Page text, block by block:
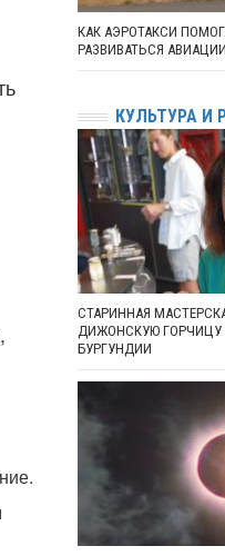
КАК АЭРОТАКСИ
РАЗВИВАТЬСЯ АВИАЦИИ
КУЛЬТУРА И
СТАРИННАЯ
ДИЖОНСКУЮ ГОРЧИЦУ
БУРГУНДИИ